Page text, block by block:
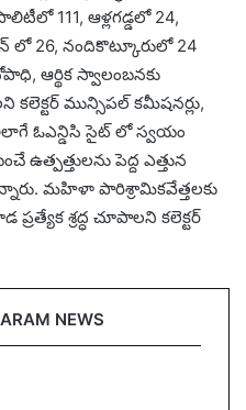
111, ఆళ్లగడ్డలో 24,
లో 26, నందికొట్కూరులో 24
ఆర్థిక స్వాలంబనకు
మున్సిపల్ కమీషనర్లు,
ఓఎన్డిసి సైట్ లో స్వయం
పెద్ద ఎత్తున
మహిళా పారిశ్రామికవేత్తలకు
శ్రద్ధ చూపాలని కలెక్టర్
NEWS